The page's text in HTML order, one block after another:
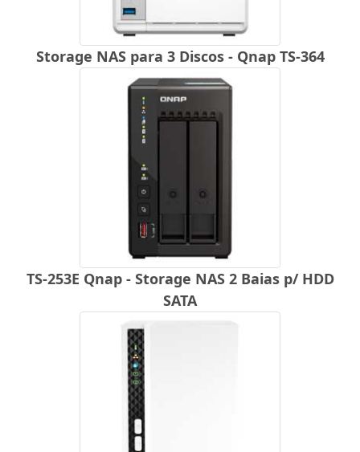
Storage NAS para 3 Discos - Qnap TS-364
TS-253E Qnap - Storage NAS 2 Baias p/ HDD
SATA